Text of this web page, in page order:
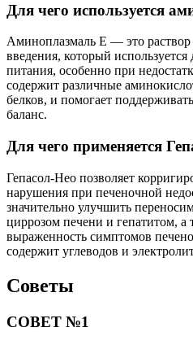
Для чего используется
Аминоплазмаль Е — это раствор
введения, который используется
питания, особенно при
содержит различные
белков, и помогает
баланс.
Для чего применяется
Гепасол-Нео позволяет
нарушения при печеночной
значительно улучшить
циррозом печени и гепатитом, а
выраженность симптомов
содержит углеводов и
Советы
СОВЕТ №1